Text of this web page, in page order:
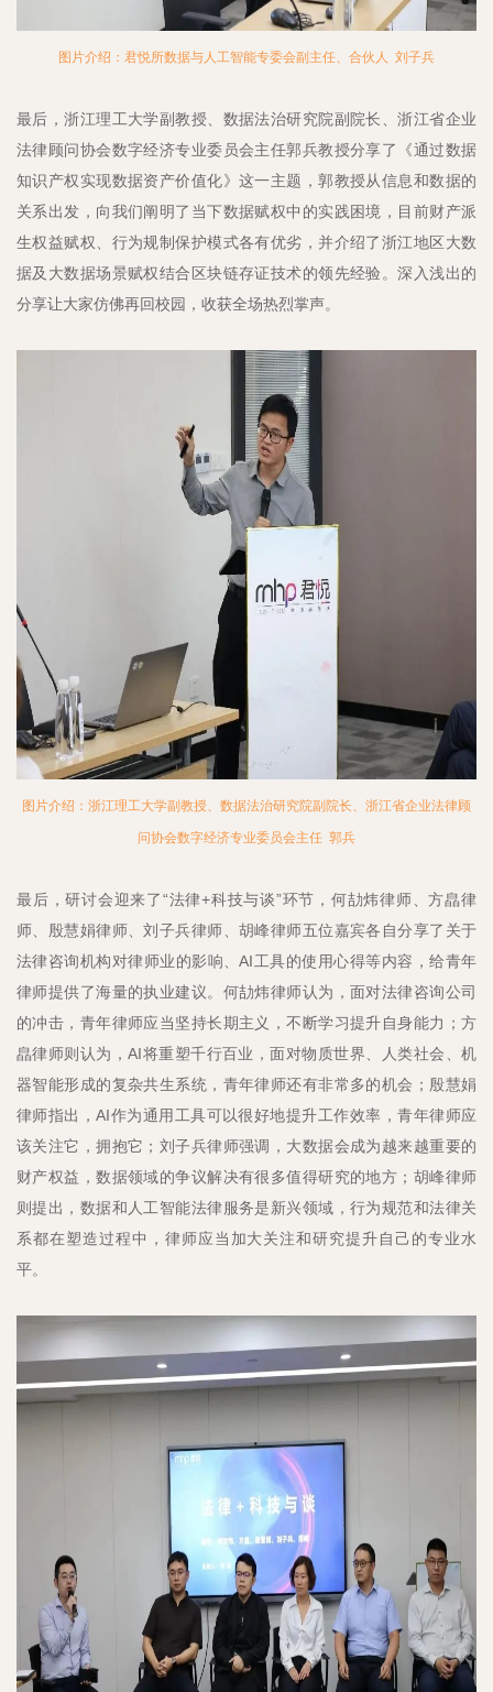
图片介绍：君悦所数据与人工智能专委会副主任、合伙人 刘子兵
最后，浙江理工大学副教授、数据法治研究院副院长、浙江省企业
法律顾问协会数字经济专业委员会主任郭兵教授分享了《通过数据
知识产权实现数据资产价值化》这一主题，郭教授从信息和数据的
关系出发，向我们阐明了当下数据赋权中的实践困境，目前财产派
生权益赋权、行为规制保护模式各有优劣，并介绍了浙江地区大数
据及大数据场景赋权结合区块链存证技术的领先经验。深入浅出的
分享让大家仿佛再回校园，收获全场热烈掌声。
图片介绍：浙江理工大学副教授、数据法治研究院副院长、浙江省企业法律顾
问协会数字经济专业委员会主任 郭兵
最后，研讨会迎来了“法律+科技与谈”环节，何劼炜律师、方皛律
师、殷慧娟律师、刘子兵律师、胡峰律师五位嘉宾各自分享了关于
法律咨询机构对律师业的影响、AI工具的使用心得等内容，给青年
律师提供了海量的执业建议。何劼炜律师认为，面对法律咨询公司
的冲击，青年律师应当坚持长期主义，不断学习提升自身能力；方
皛律师则认为，AI将重塑千行百业，面对物质世界、人类社会、机
器智能形成的复杂共生系统，青年律师还有非常多的机会；殷慧娟
律师指出，AI作为通用工具可以很好地提升工作效率，青年律师应
该关注它，拥抱它；刘子兵律师强调，大数据会成为越来越重要的
财产权益，数据领域的争议解决有很多值得研究的地方；胡峰律师
则提出，数据和人工智能法律服务是新兴领域，行为规范和法律关
系都在塑造过程中，律师应当加大关注和研究提升自己的专业水
平。